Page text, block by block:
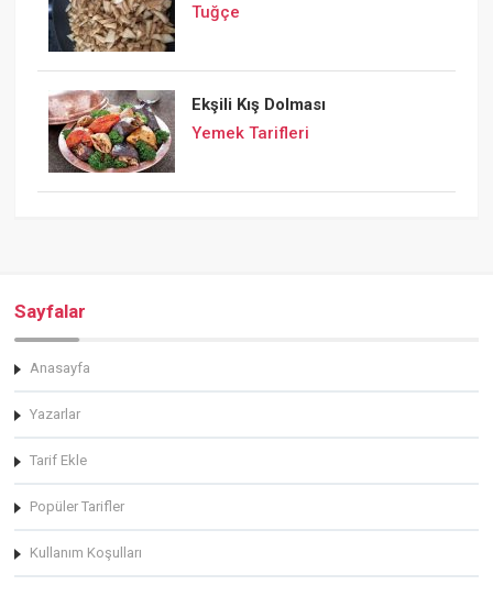
Tuğçe
Ekşili Kış Dolması
Yemek Tarifleri
Sayfalar
Anasayfa
Yazarlar
Tarif Ekle
Popüler Tarifler
Kullanım Koşulları